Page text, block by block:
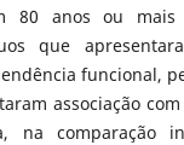
80 anos ou
que
funcional,
associação
na comparação